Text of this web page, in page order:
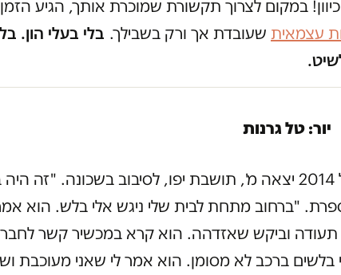
במקום לצרוך תקשורת שמוכרת אותך, הגיע הזמן
עצמאית שעובדת אך ורק בשבילך. בלי בעלי הון.
יור: טל גרנות
באפריל 2014 יצאה מ', תושבת יפו, לסיבוב בשכונה. "זה
"ברחוב מתחת לבית שלי ניגש אלי בלש. הוא אמר
תעודה וביקש שאזדהה. הוא קרא במכשיר קשר
בלשים ברכב לא מסומן. הוא אמר לי שאני מעוכבת